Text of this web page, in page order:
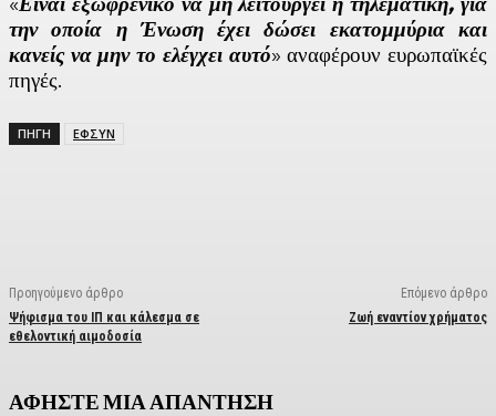
την οποία η Ένωση έχει δώσει εκατομμύρια και
κανείς να μην το ελέγχει αυτό» αναφέρουν ευρωπαϊκές
πηγές.
ΠΗΓΗ ΕΦΣΥΝ
Προηγούμενο άρθρο
Ψήφισμα του ΙΠ και κάλεσμα σε
εθελοντική αιμοδοσία
Επόμενο άρθρο
Ζωή εναντίον χρήματος
ΑΦΗΣΤΕ ΜΙΑ ΑΠΑΝΤΗΣΗ